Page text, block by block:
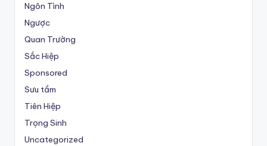
Ngôn Tình
Ngược
Quan Trường
Sắc Hiệp
Sponsored
Sưu tầm
Tiên Hiệp
Trọng Sinh
Uncategorized